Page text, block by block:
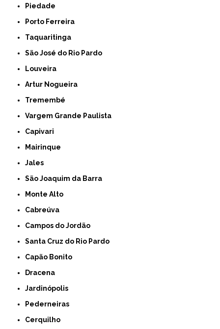
Piedade
Porto Ferreira
Taquaritinga
São José do Rio Pardo
Louveira
Artur Nogueira
Tremembé
Vargem Grande Paulista
Capivari
Mairinque
Jales
São Joaquim da Barra
Monte Alto
Cabreúva
Campos do Jordão
Santa Cruz do Rio Pardo
Capão Bonito
Dracena
Jardinópolis
Pederneiras
Cerquilho